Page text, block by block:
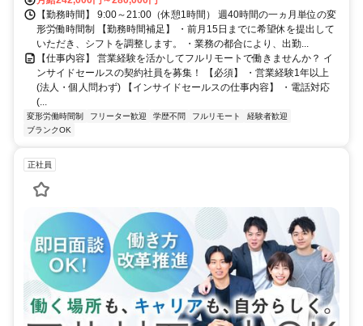
【勤務時間】 9:00～21:00（休憩1時間） 週40時間の一ヵ月単位の変
形労働時間制 【勤務時間補足】 ・前月15日までに希望休を提出して
いただき、シフトを調整します。 ・業務の都合により、出勤...
【仕事内容】 営業経験を活かしてフルリモートで働きませんか？ イ
ンサイドセールスの契約社員を募集！ 【必須】 ・営業経験1年以上
(法人・個人問わず) 【インサイドセールスの仕事内容】 ・電話対応
(...
変形労働時間制 フリーター歓迎 学歴不問 フルリモート
経験者歓迎
ブランクOK
正社員